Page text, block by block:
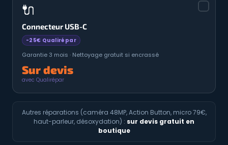
🔌
Connecteur USB-C
-25€ Qualirépar
Garantie 3 mois · Nettoyage gratuit si encrassé
Sur devis
avec Qualirépar
Autres réparations (caméra 48MP, Action Button, micro 79€,
haut-parleur, désoxydation) : sur devis gratuit en
boutique